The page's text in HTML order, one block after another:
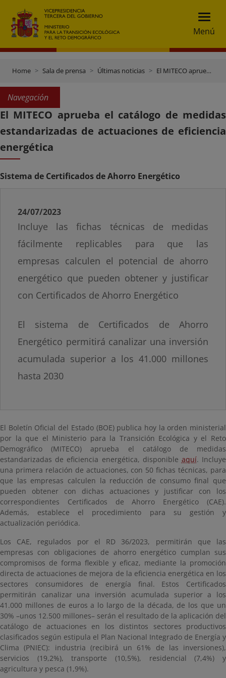
Menú
Home Sala de prensa Últimas noticias El MITECO aprueba el catálogo de medidas estandarizadas de actuaciones de eficiencia energética
Navegación
El MITECO aprueba el catálogo de medidas
estandarizadas de actuaciones de eficiencia
energética
Sistema de Certificados de Ahorro Energético
24/07/2023
Incluye las fichas técnicas de medidas
fácilmente replicables para que las
empresas calculen el potencial de ahorro
energético que pueden obtener y justificar
con Certificados de Ahorro Energético
El sistema de Certificados de Ahorro
Energético permitirá canalizar una inversión
acumulada superior a los 41.000 millones
hasta 2030
El Boletín Oficial del Estado (BOE) publica hoy la orden ministerial
por la que el Ministerio para la Transición Ecológica y el Reto
Demográfico (MITECO) aprueba el catálogo de medidas
estandarizadas de eficiencia energética, disponible aquí. Incluye
una primera relación de actuaciones, con 50 fichas técnicas, para
que las empresas calculen la reducción de consumo final que
pueden obtener con dichas actuaciones y justificar con los
correspondientes Certificados de Ahorro Energético (CAE).
Además, establece el procedimiento para su gestión y
actualización periódica.
Los CAE, regulados por el RD 36/2023, permitirán que las
empresas con obligaciones de ahorro energético cumplan sus
compromisos de forma flexible y eficaz, mediante la promoción
directa de actuaciones de mejora de la eficiencia energética en los
sectores consumidores de energía final. Estos Certificados
permitirán canalizar una inversión acumulada superior a los
41.000 millones de euros a lo largo de la década, de los que un
30% –unos 12.500 millones– serán el resultado de la aplicación del
catálogo de actuaciones en los distintos sectores productivos
clasificados según estipula el Plan Nacional Integrado de Energía y
Clima (PNIEC): industria (recibirá un 61% de las inversiones),
servicios (19,2%), transporte (10,5%), residencial (7,4%) y
agricultura y pesca (1,9%).